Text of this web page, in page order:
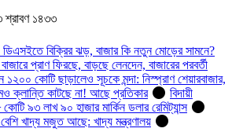
১৪৩৩
বিক্রির ঝড়, বাজার কি নতুন মোড়ের সামনে?
প্রাণ ফিরছে, বাড়ছে লেনদেন, বাজারের পরবর্তী
১২০০ কোটি ছাড়ালেও সূচকে মন্দা: নিস্প্রাণ শেয়ারবাজার,
ক্লান্তি কাটছে না! আছে প্রতিকার
বিদায়ী
৯৩ লাখ ৯০ হাজার মার্কিন ডলার রেমিট্যান্স
খাদ্য মজুত আছে: খাদ্য মন্ত্রণালয়